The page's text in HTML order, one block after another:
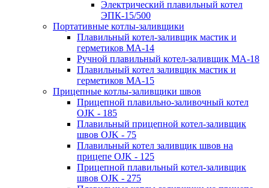
Электрический плавильный котел
ЭПК-15/500
Портативные котлы-заливщики
Плавильный котел-заливщик мастик и
герметиков МА-14
Ручной плавильный котел-заливщик МА-18
Плавильный котел заливщик мастик и
герметиков МА-15
Прицепные котлы-заливщики швов
Прицепной плавильно-заливочный котел
OJK - 185
Плавильный прицепной котел-заливщик
швов OJK - 75
Плавильный котел заливщик швов на
прицепе OJK - 125
Прицепной плавильный котел-заливщик
швов OJK - 275